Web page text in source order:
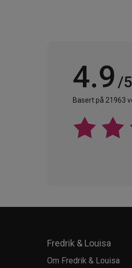
4.9 /5
Basert på 21963
Fredrik & Louisa
Om Fredrik & Louisa